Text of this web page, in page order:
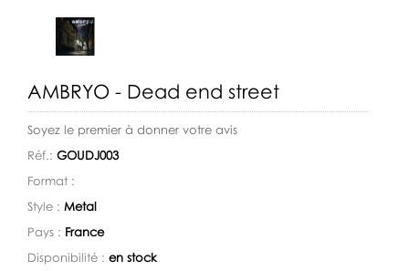
AMBRYO - Dead end street
Soyez le premier à donner votre avis
Réf.: GOUDJ003
Format :
Style : Metal
Pays : France
Disponibilité : en stock